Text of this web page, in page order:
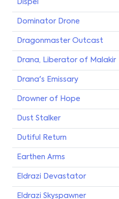
Dispel
Dominator Drone
Dragonmaster Outcast
Drana, Liberator of Malakir
Drana's Emissary
Drowner of Hope
Dust Stalker
Dutiful Return
Earthen Arms
Eldrazi Devastator
Eldrazi Skyspawner